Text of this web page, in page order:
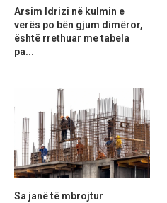
Arsim Idrizi në kulmin e
verës po bën gjum dimëror,
është rrethuar me tabela
pa...
Sa janë të mbrojtur